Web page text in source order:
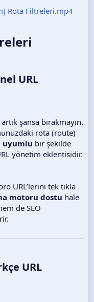
Rota Filtreleri.mp4
URL
şansa bırakmayın.
rota (route)
uyumlu bir şekilde
yönetim eklentisidir.
URL’lerini tek tıkla
motoru dostu hale
de SEO
URL